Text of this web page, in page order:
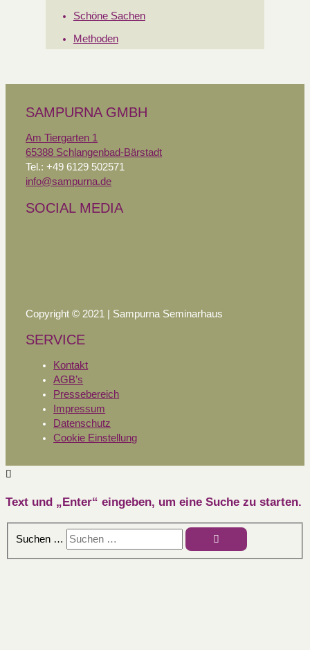
Schöne Sachen
Methoden
SAMPURNA GMBH
Am Tiergarten 1
65388 Schlangenbad-Bärstadt
Tel.: +49 6129 502571
info@sampurna.de
SOCIAL MEDIA
Copyright © 2021 | Sampurna Seminarhaus
SERVICE
Kontakt
AGB’s
Pressebereich
Impressum
Datenschutz
Cookie Einstellung
Text und „Enter“ eingeben, um eine Suche zu starten.
Suchen …